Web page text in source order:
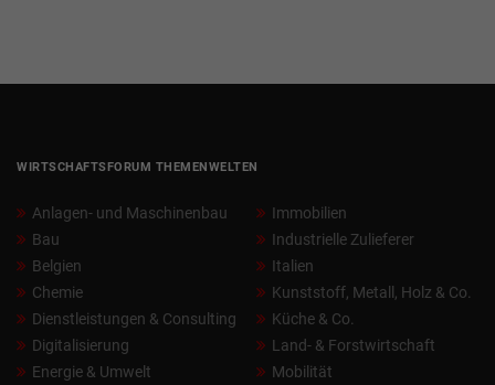
WIRTSCHAFTSFORUM THEMENWELTEN
Anlagen- und Maschinenbau
Bau
Belgien
Chemie
Dienstleistungen & Consulting
Digitalisierung
Energie & Umwelt
Immobilien
Industrielle Zulieferer
Italien
Kunststoff, Metall, Holz & Co.
Küche & Co.
Land- & Forstwirtschaft
Mobilität